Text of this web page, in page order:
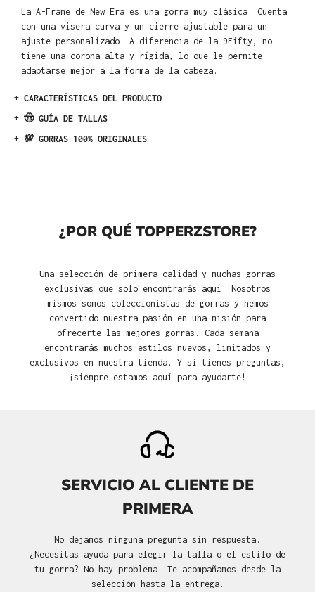
La A-Frame de New Era es una gorra muy clásica. Cuenta
con una visera curva y un cierre ajustable para un
ajuste personalizado. A diferencia de la 9Fifty, no
tiene una corona alta y rígida, lo que le permite
adaptarse mejor a la forma de la cabeza.
+ CARACTERÍSTICAS DEL PRODUCTO
+ 🤠 GUÍA DE TALLAS
+ 💯 GORRAS 100% ORIGINALES
¿POR QUÉ TOPPERZSTORE?
Una selección de primera calidad y muchas gorras
exclusivas que solo encontrarás aquí. Nosotros
mismos somos coleccionistas de gorras y hemos
convertido nuestra pasión en una misión para
ofrecerte las mejores gorras. Cada semana
encontrarás muchos estilos nuevos, limitados y
exclusivos en nuestra tienda. Y si tienes preguntas,
¡siempre estamos aquí para ayudarte!
SERVICIO AL CLIENTE DE
PRIMERA
No dejamos ninguna pregunta sin respuesta.
¿Necesitas ayuda para elegir la talla o el estilo de
tu gorra? No hay problema. Te acompañamos desde la
selección hasta la entrega.